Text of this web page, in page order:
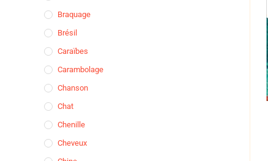
Braquage
Brésil
Caraïbes
Carambolage
Chanson
Chat
Chenille
Cheveux